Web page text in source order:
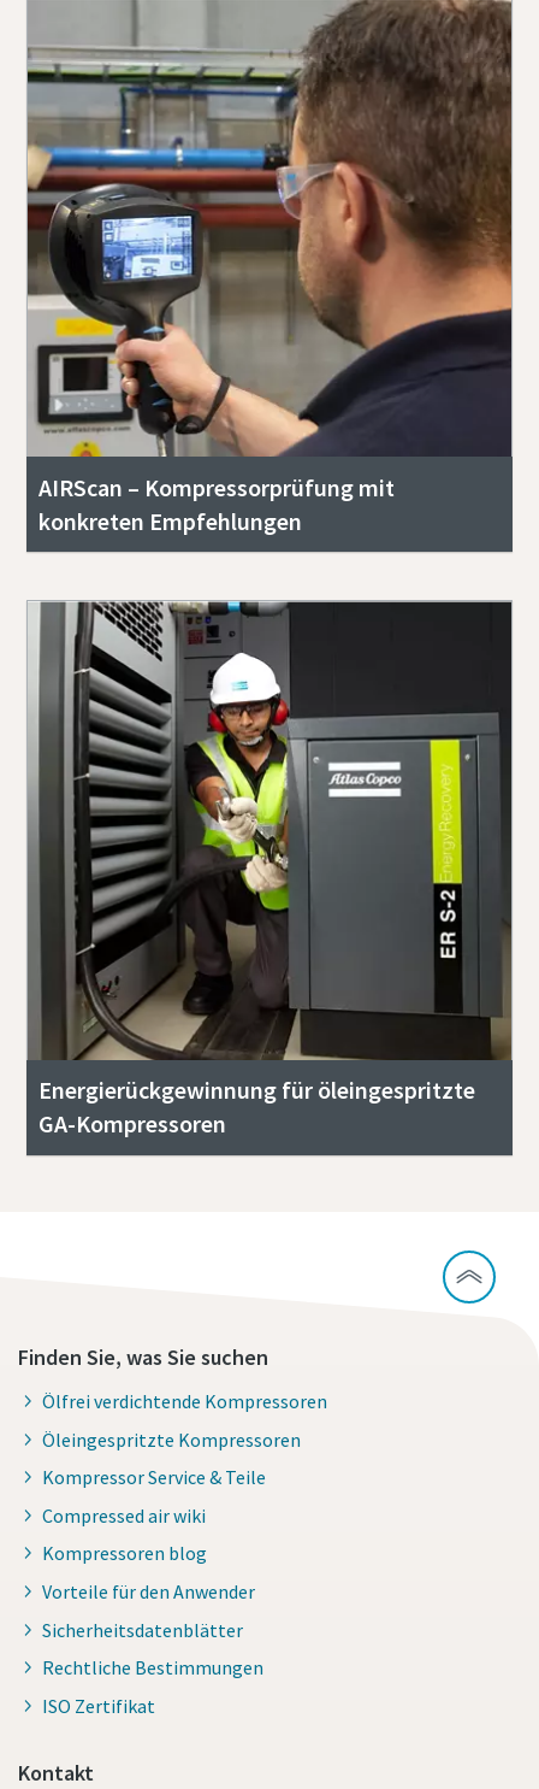
AIRScan – Kompressorprüfung mit
konkreten Empfehlungen
Energierückgewinnung für öleingespritzte
GA-Kompressoren
Finden Sie, was Sie suchen
Ölfrei verdichtende Kompressoren
Öleingespritzte Kompressoren
Kompressor Service & Teile
Compressed air wiki
Kompressoren blog
Vorteile für den Anwender
Sicherheitsdatenblätter
Rechtliche Bestimmungen
ISO Zertifikat
Kontakt